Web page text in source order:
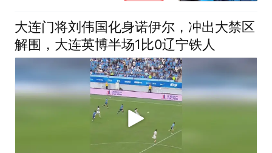
大连门将刘伟国化身诺伊尔，冲出大禁区
解围，大连英博半场1比0辽宁铁人